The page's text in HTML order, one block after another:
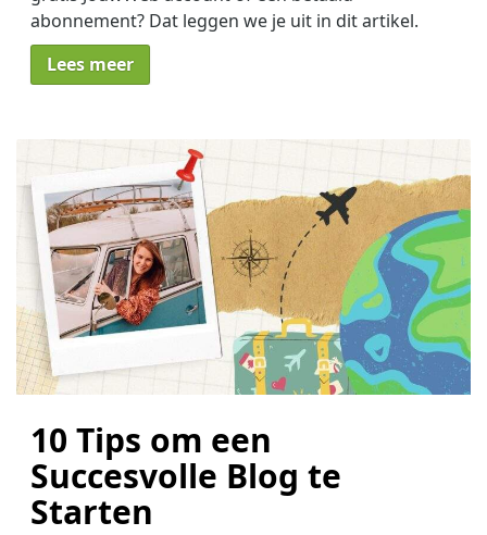
abonnement? Dat leggen we je uit in dit artikel.
Lees meer
10 Tips om een
Succesvolle Blog te
Starten